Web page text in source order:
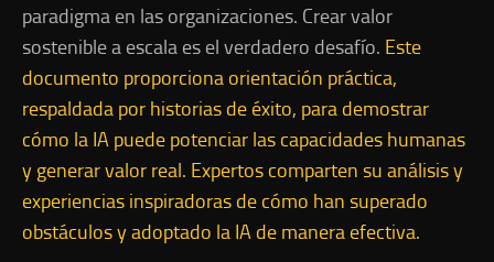
paradigma en las organizaciones. Crear valor
sostenible a escala es el verdadero desafío. Este
documento proporciona orientación práctica,
respaldada por historias de éxito, para demostrar
cómo la IA puede potenciar las capacidades humanas
y generar valor real. Expertos comparten su análisis y
experiencias inspiradoras de cómo han superado
obstáculos y adoptado la IA de manera efectiva.